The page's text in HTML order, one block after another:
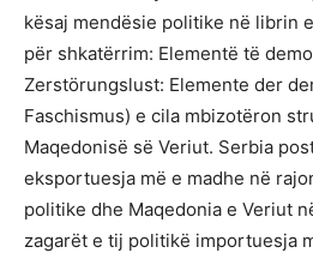
kësaj mendësie politike në librin
për shkatërrim: Elementë të
Zerstörungslust: Elemente der
Faschismus) e cila mbizotëron
Maqedonisë së Veriut. Serbia
eksportuesja më e madhe në
politike dhe Maqedonia e Veriut
zagarët e tij politikë importuesja